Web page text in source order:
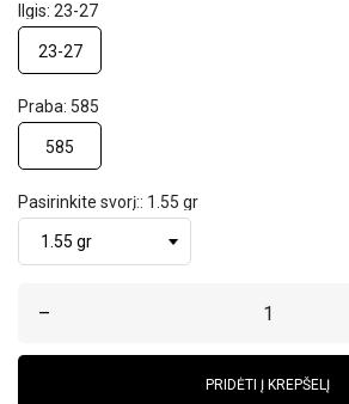
Ilgis: 23-27
23-27
Praba: 585
585
Pasirinkite svorį:: 1.55 gr
–
PRIDĖTI Į KREPŠELĮ